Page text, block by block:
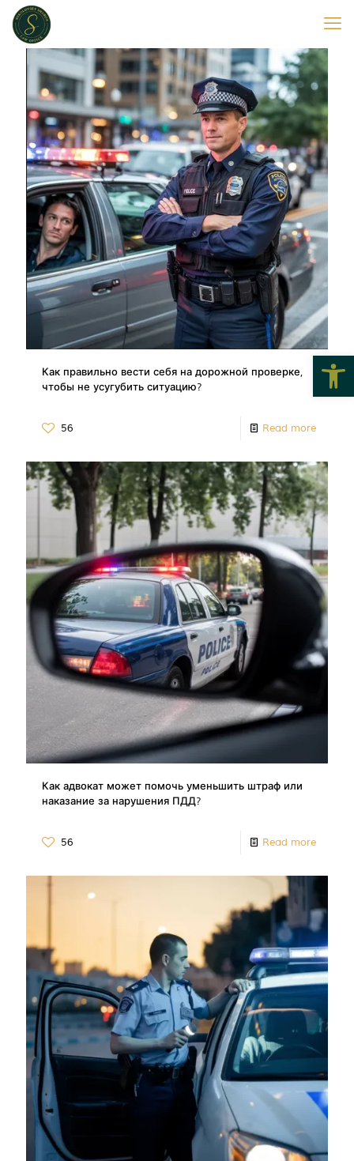
Как правильно вести себя на дорожной проверке,
чтобы не усугубить ситуацию?
56 Read more
Как адвокат может помочь уменьшить штраф или
наказание за нарушения ПДД?
56 Read more